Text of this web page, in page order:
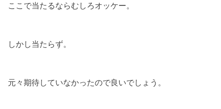
ここで当たるならむしろオッケー。
しかし当たらず。
元々期待していなかったので良いでしょう。